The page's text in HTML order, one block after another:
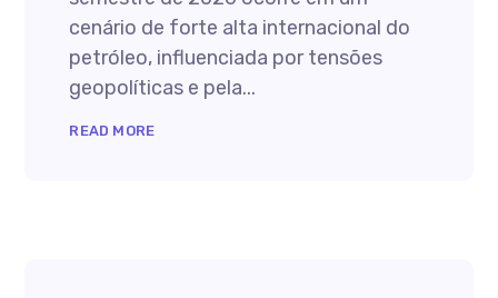
cenário de forte alta internacional do
petróleo, influenciada por tensões
geopolíticas e pela...
READ MORE